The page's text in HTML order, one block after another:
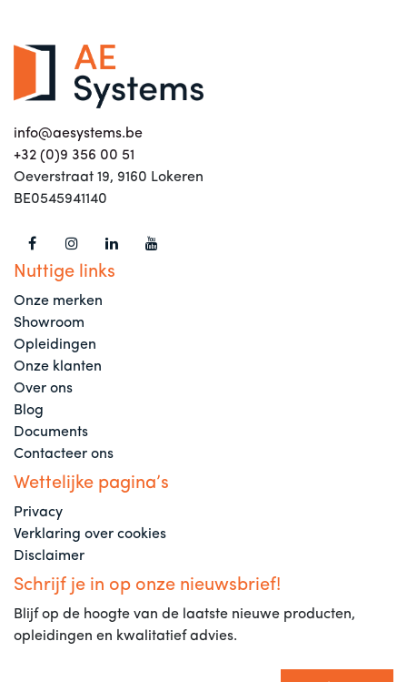
info@aesystems.be
+32 (0)9 356 00 51
Oeverstraat 19, 9160 Lokeren
BE0545941140
Nuttige links
Onze merken
Showroom
Opleidingen
Onze klanten
Over ons
Blog
Documents
Contacteer ons
Wettelijke pagina’s
Privacy
Verklaring over cookies
Disclaimer
Schrijf je in op onze nieuwsbrief!
Blijf op de hoogte van de laatste nieuwe producten,
opleidingen en kwalitatief advies.